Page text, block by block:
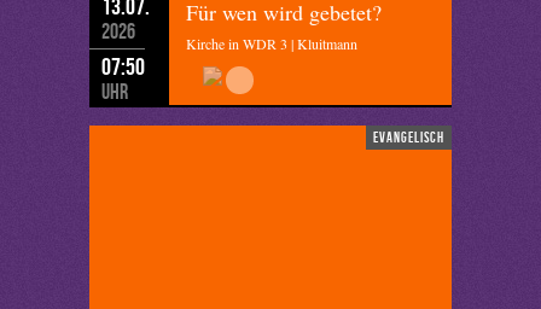
13.07.
2026
07:50
Uhr
Für wen wird gebetet?
Kirche in WDR 3 | Kluitmann
evangelisch